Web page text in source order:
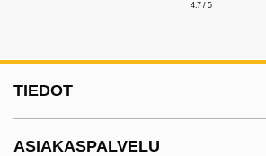
4.7 / 5
TIEDOT
ASIAKASPALVELU